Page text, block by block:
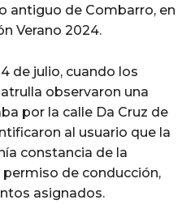
antiguo de Combarro, en
Verano 2024.
de julio, cuando los
observaron una
por la calle Da Cruz de
al usuario que la
constancia de la
de conducción,
asignados.